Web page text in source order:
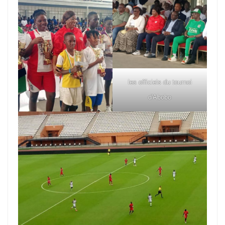
les officiels du tournoi
d'Abobo